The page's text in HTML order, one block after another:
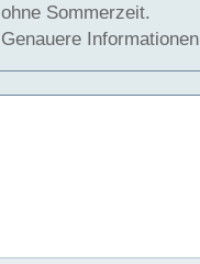
ohne Sommerzeit.
Genauere